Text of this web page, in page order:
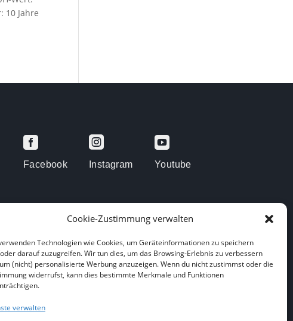
Cookie-Zustimmung verwalten
Technologien wie Cookies, um Geräteinformationen zu speichern
darauf zuzugreifen. Wir tun dies, um das Browsing-Erlebnis zu verbessern
(nicht) personalisierte Werbung anzuzeigen. Wenn du nicht zustimmst oder die
widerrufst, kann dies bestimmte Merkmale und Funktionen
verwalten
10 Jahre

Facebook

Instagram

Youtube
Barenberge